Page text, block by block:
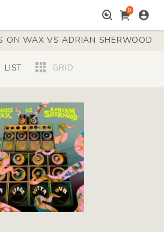
0
ON WAX VS ADRIAN SHERWOOD
LIST GRID